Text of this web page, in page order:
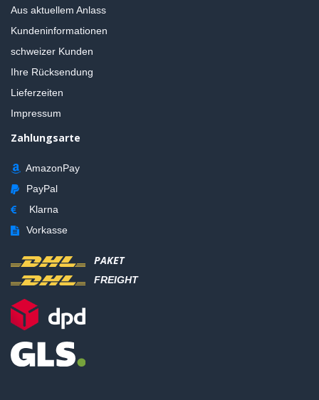
Aus aktuellem Anlass
Kundeninformationen
schweizer Kunden
Ihre Rücksendung
Lieferzeiten
Impressum
Zahlungsarte
AmazonPay
PayPal
Klarna
Vorkasse
PAKET
FREIGHT